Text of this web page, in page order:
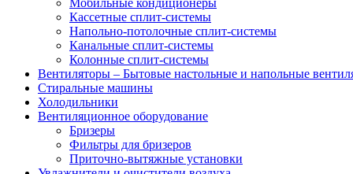
Кассетные сплит-системы
Напольно-потолочные сплит-системы
Канальные сплит-системы
Колонные сплит-системы
Вентиляторы – Бытовые настольные и напольные
Стиральные машины
Холодильники
Вентиляционное оборудование
Бризеры
Фильтры для бризеров
Приточно-вытяжные установки